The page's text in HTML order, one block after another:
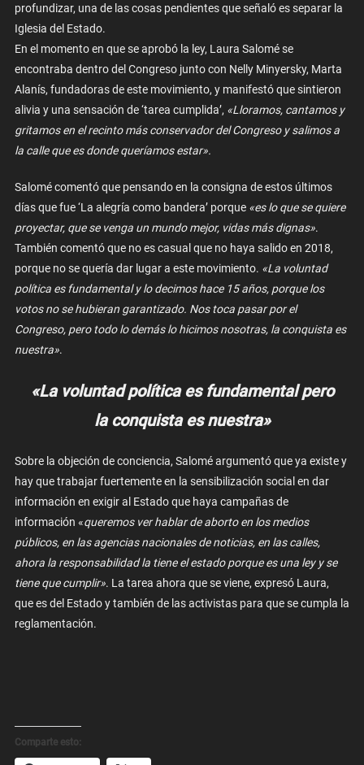
profundizar, una de las cosas pendientes que señaló es separar la
Iglesia del Estado.
En el momento en que se aprobó la ley, Laura Salomé se
encontraba dentro del Congreso junto con Nelly Minyersky, Marta
Alanís, fundadoras de este movimiento, y manifestó que sintieron
alivia y una sensación de ‘tarea cumplida’, «Lloramos, cantamos y
gritamos en el recinto más conservador del Congreso y salimos a
la calle que es donde queríamos estar».
Salomé comentó que pensando en la consigna de estos últimos
días que fue ‘La alegría como bandera’ porque «es lo que se quiere
proyectar, que se venga un mundo mejor, vidas más dignas».
También comentó que no es casual que no haya salido en 2018,
porque no se quería dar lugar a este movimiento. «La voluntad
política es fundamental y lo decimos hace 15 años, porque los
votos no se hubieran garantizado. Nos toca pasar por el
Congreso, pero todo lo demás lo hicimos nosotras, la conquista es
nuestra».
«La voluntad política es fundamental pero
la conquista es nuestra»
Sobre la objeción de conciencia, Salomé argumentó que ya existe y
hay que trabajar fuertemente en la sensibilización social en dar
información en exigir al Estado que haya campañas de
información «queremos ver hablar de aborto en los medios
públicos, en las agencias nacionales de noticias, en las calles,
ahora la responsabilidad la tiene el estado porque es una ley y se
tiene que cumplir». La tarea ahora que se viene, expresó Laura,
que es del Estado y también de las activistas para que se cumpla la
reglamentación.
Comparte esto: